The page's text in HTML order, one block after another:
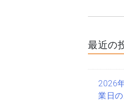
最近の
2026
業日